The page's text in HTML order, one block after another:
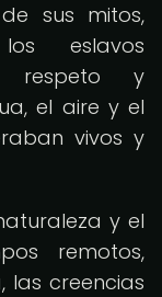
sus mitos,
eslavos
respeto y
el aire y el
vivos y
y el
remotos,
creencias